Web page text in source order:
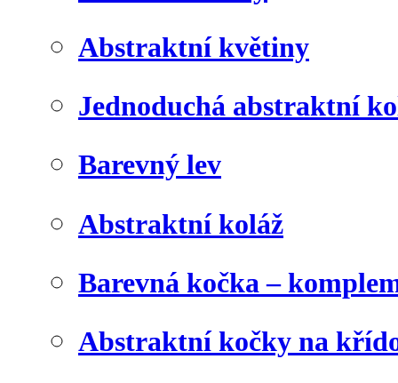
Abstraktní květiny
Jednoduchá abstraktní
Barevný lev
Abstraktní koláž
Barevná kočka –
Abstraktní kočky na